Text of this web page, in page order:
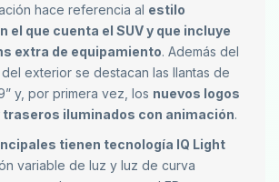
hace referencia al estilo
el que cuenta el SUV y que incluye
extra de equipamiento. Además del
del exterior se destacan las llantas de
y, por primera vez, los nuevos logos
traseros iluminados con animación.
tienen tecnología IQ Light
variable de luz y luz de curva